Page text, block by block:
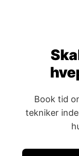
Book tid
tekniker